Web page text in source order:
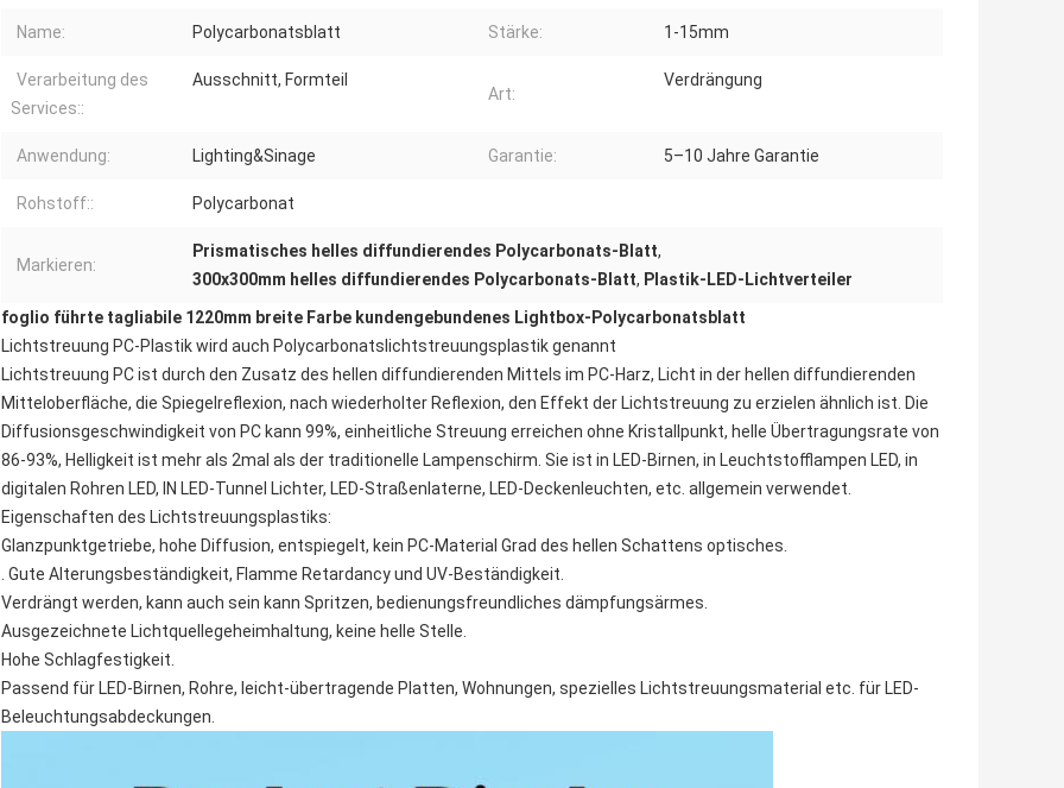
Name: Polycarbonatsblatt Stärke: 1-15mm
Verarbeitung des
Services::
Ausschnitt, Formteil
Art:
Verdrängung
Anwendung: Lighting&Sinage Garantie: 5–10 Jahre Garantie
Rohstoff:: Polycarbonat
Markieren:
Prismatisches helles diffundierendes Polycarbonats-Blatt,
300x300mm helles diffundierendes Polycarbonats-Blatt, Plastik-LED-Lichtverteiler
foglio führte tagliabile 1220mm breite Farbe kundengebundenes Lightbox-Polycarbonatsblatt
Lichtstreuung PC-Plastik wird auch Polycarbonatslichtstreuungsplastik genannt
Lichtstreuung PC ist durch den Zusatz des hellen diffundierenden Mittels im PC-Harz, Licht in der hellen diffundierenden
Mitteloberfläche, die Spiegelreflexion, nach wiederholter Reflexion, den Effekt der Lichtstreuung zu erzielen ähnlich ist. Die
Diffusionsgeschwindigkeit von PC kann 99%, einheitliche Streuung erreichen ohne Kristallpunkt, helle Übertragungsrate von
86-93%, Helligkeit ist mehr als 2mal als der traditionelle Lampenschirm. Sie ist in LED-Birnen, in Leuchtstofflampen LED, in
digitalen Rohren LED, IN LED-Tunnel Lichter, LED-Straßenlaterne, LED-Deckenleuchten, etc. allgemein verwendet.
Eigenschaften des Lichtstreuungsplastiks:
Glanzpunktgetriebe, hohe Diffusion, entspiegelt, kein PC-Material Grad des hellen Schattens optisches.
. Gute Alterungsbeständigkeit, Flamme Retardancy und UV-Beständigkeit.
Verdrängt werden, kann auch sein kann Spritzen, bedienungsfreundliches dämpfungsärmes.
Ausgezeichnete Lichtquellegeheimhaltung, keine helle Stelle.
Hohe Schlagfestigkeit.
Passend für LED-Birnen, Rohre, leicht-übertragende Platten, Wohnungen, spezielles Lichtstreuungsmaterial etc. für LED-
Beleuchtungsabdeckungen.